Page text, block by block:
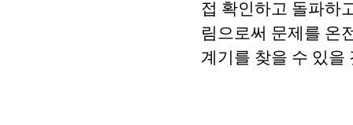
접 확인하고 돌파하
림으로써 문제를 온
계기를 찾을 수 있을